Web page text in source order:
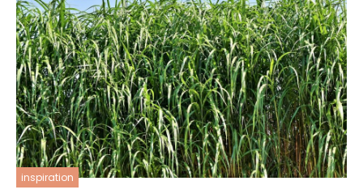
inspiration